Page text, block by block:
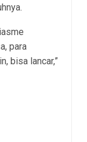
para
bisa lancar,”